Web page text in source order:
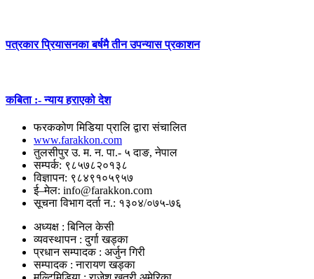
पत्रकार प्रियासनका बर्षमै तीन उपन्यास प्रकाशन
कबिता :- न्याय हराएको देश
फरककोण मिडिया प्रालि द्वारा संचालित
www.farakkon.com
तुलसीपुर उ. म. न. पा.- ५ दाङ, नेपाल
सम्पर्क: ९८५७८२०१३८
विज्ञापन: ९८४९१०५९५७
ई–मेल: info@farakkon.com
सूचना विभाग दर्ता न.: १३०४/०७५-७६
अध्यक्ष : बिनिल केसी
व्यवस्थापन : दुर्गा खड्का
प्रधान सम्पादक : अर्जुन गिरी
सम्पादक : नारायण खड्का